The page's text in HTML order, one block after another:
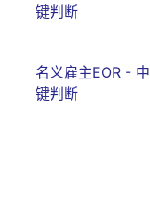
键判断
名义雇主EOR -
键判断